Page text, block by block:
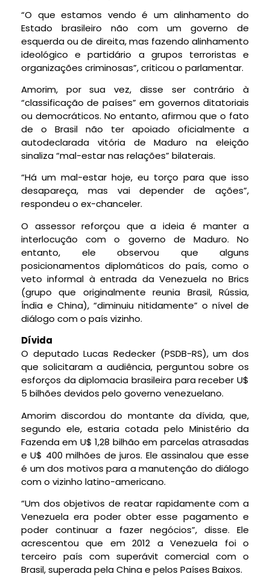
“O que estamos vendo é um alinhamento do
Estado brasileiro não com um governo de
esquerda ou de direita, mas fazendo alinhamento
ideológico e partidário a grupos terroristas e
organizações criminosas”, criticou o parlamentar.
Amorim, por sua vez, disse ser contrário à
“classificação de países” em governos ditatoriais
ou democráticos. No entanto, afirmou que o fato
de o Brasil não ter apoiado oficialmente a
autodeclarada vitória de Maduro na eleição
sinaliza “mal-estar nas relações” bilaterais.
“Há um mal-estar hoje, eu torço para que isso
desapareça, mas vai depender de ações”,
respondeu o ex-chanceler.
O assessor reforçou que a ideia é manter a
interlocução com o governo de Maduro. No
entanto, ele observou que alguns
posicionamentos diplomáticos do país, como o
veto informal à entrada da Venezuela no Brics
(grupo que originalmente reunia Brasil, Rússia,
Índia e China), “diminuiu nitidamente” o nível de
diálogo com o país vizinho.
Dívida
O deputado Lucas Redecker (PSDB-RS), um dos
que solicitaram a audiência, perguntou sobre os
esforços da diplomacia brasileira para receber U$
5 bilhões devidos pelo governo venezuelano.
Amorim discordou do montante da dívida, que,
segundo ele, estaria cotada pelo Ministério da
Fazenda em U$ 1,28 bilhão em parcelas atrasadas
e U$ 400 milhões de juros. Ele assinalou que esse
é um dos motivos para a manutenção do diálogo
com o vizinho latino-americano.
“Um dos objetivos de reatar rapidamente com a
Venezuela era poder obter esse pagamento e
poder continuar a fazer negócios”, disse. Ele
acrescentou que em 2012 a Venezuela foi o
terceiro país com superávit comercial com o
Brasil, superada pela China e pelos Países Baixos.